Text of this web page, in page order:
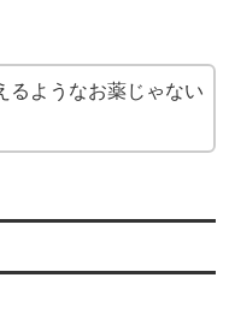
るようなお薬じゃない